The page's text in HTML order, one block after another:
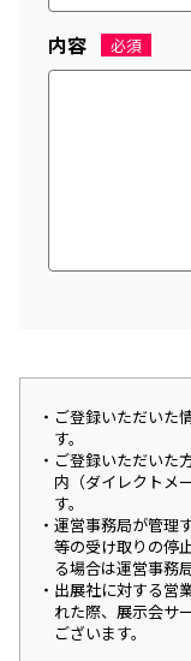
内容 必須
ご登録いただいた
す。
ご登録いただいた
内（ダイレクトメ
す。
運営事務局が管理
等の受け取りの停
る場合は運営事務
出展社に対する営
れた際、展示会サ
ございます。